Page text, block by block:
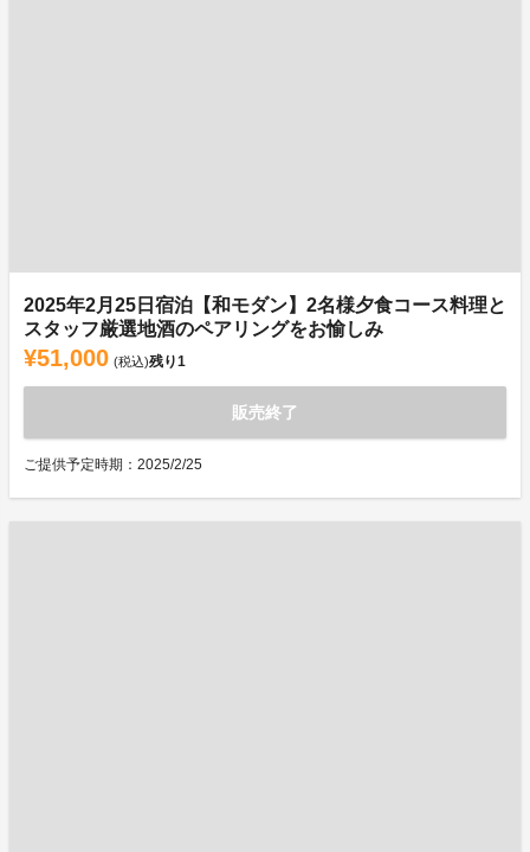
2025年2月25日宿泊【和モダン】2名様夕食コース料理と
スタッフ厳選地酒のペアリングをお愉しみ
¥51,000 (税込)残り1
販売終了
ご提供予定時期：2025/2/25